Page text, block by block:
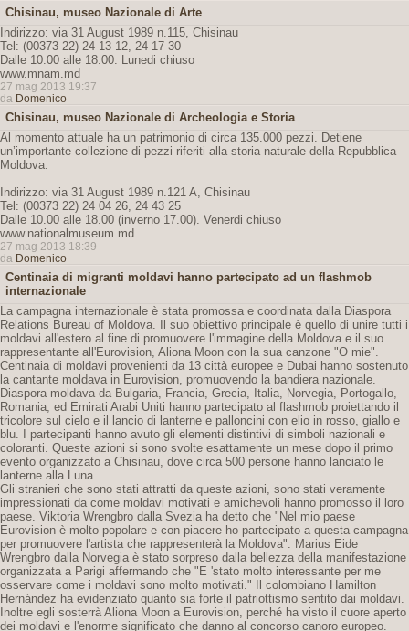
Chisinau, museo Nazionale di Arte
Indirizzo: via 31 August 1989 n.115, Chisinau
Tel: (00373 22) 24 13 12, 24 17 30
Dalle 10.00 alle 18.00. Lunedi chiuso
www.mnam.md
27 mag 2013 19:37
da Domenico
Chisinau, museo Nazionale di Archeologia e Storia
Al momento attuale ha un patrimonio di circa 135.000 pezzi. Detiene
un’importante collezione di pezzi riferiti alla storia naturale della Repubblica
Moldova.
Indirizzo: via 31 August 1989 n.121 A, Chisinau
Tel: (00373 22) 24 04 26, 24 43 25
Dalle 10.00 alle 18.00 (inverno 17.00). Venerdi chiuso
www.nationalmuseum.md
27 mag 2013 18:39
da Domenico
Centinaia di migranti moldavi hanno partecipato ad un flashmob
internazionale
La campagna internazionale è stata promossa e coordinata dalla Diaspora
Relations Bureau of Moldova. Il suo obiettivo principale è quello di unire tutti i
moldavi all'estero al fine di promuovere l'immagine della Moldova e il suo
rappresentante all'Eurovision, Aliona Moon con la sua canzone "O mie".
Centinaia di moldavi provenienti da 13 città europee e Dubai hanno sostenuto
la cantante moldava in Eurovision, promuovendo la bandiera nazionale.
Diaspora moldava da Bulgaria, Francia, Grecia, Italia, Norvegia, Portogallo,
Romania, ed Emirati Arabi Uniti hanno partecipato al flashmob proiettando il
tricolore sul cielo e il lancio di lanterne e palloncini con elio in rosso, giallo e
blu. I partecipanti hanno avuto gli elementi distintivi di simboli nazionali e
coloranti. Queste azioni si sono svolte esattamente un mese dopo il primo
evento organizzato a Chisinau, dove circa 500 persone hanno lanciato le
lanterne alla Luna.
Gli stranieri che sono stati attratti da queste azioni, sono stati veramente
impressionati da come moldavi motivati ​​e amichevoli hanno promosso il loro
paese. Viktoria Wrengbro dalla Svezia ha detto che "Nel mio paese
Eurovision è molto popolare e con piacere ho partecipato a questa campagna
per promuovere l'artista che rappresenterà la Moldova". Marius Eide
Wrengbro dalla Norvegia è stato sorpreso dalla bellezza della manifestazione
organizzata a Parigi affermando che "E 'stato molto interessante per me
osservare come i moldavi sono molto motivati." Il colombiano Hamilton
Hernández ha evidenziato quanto sia forte il patriottismo sentito dai moldavi.
Inoltre egli sosterrà Aliona Moon a Eurovision, perché ha visto il cuore aperto
dei moldavi e l'enorme significato che danno al concorso canoro europeo.